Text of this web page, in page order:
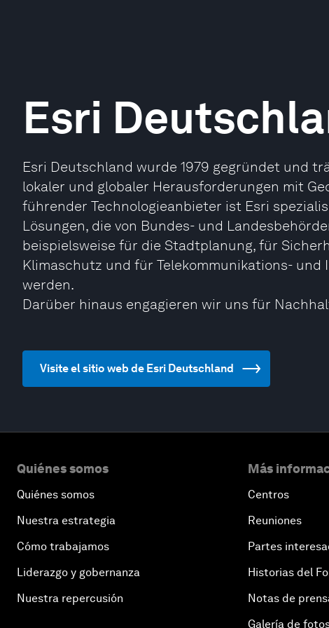
Esri
Esri Deutschland wurde 1979 gegründet und
lokaler und globaler Herausforderungen mit
führender Technologieanbieter ist Esri
Lösungen, die von Bundes- und
beispielsweise für die Stadtplanung, für
Klimaschutz und für Telekommunikations-
werden.
Darüber hinaus engagieren wir uns für
Visite el sitio web de Esri Deutschland
Quiénes somos
Quiénes somos
Nuestra estrategia
Cómo trabajamos
Liderazgo y gobernanza
Nuestra repercusión
Más
Centros
Reuniones
Partes
Historias del
Notas de
Galería de